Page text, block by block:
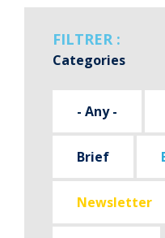
FILTRER :
Categories
- Any -
Brief
Newsletter